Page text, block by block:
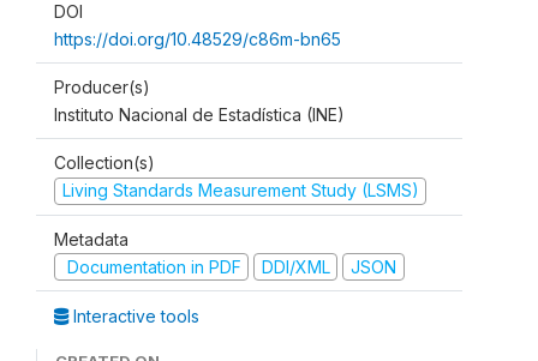
DOI
https://doi.org/10.48529/c86m-bn65
Producer(s)
Instituto Nacional de Estadística (INE)
Collection(s)
Living Standards Measurement Study (LSMS)
Metadata
Documentation in PDF
DDI/XML JSON
Interactive tools